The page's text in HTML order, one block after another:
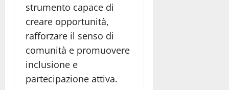
strumento capace di
creare opportunità,
rafforzare il senso di
comunità e promuovere
inclusione e
partecipazione attiva.